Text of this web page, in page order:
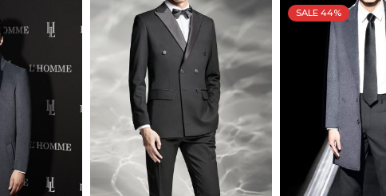
SALE 44%